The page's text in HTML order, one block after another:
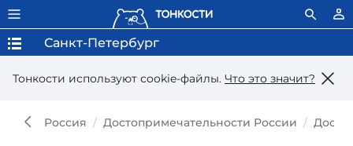
Тонкости используют сookie-файлы. Что это значит?
Санкт-Петербург
Россия Достопримечательности России